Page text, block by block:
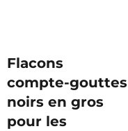
Flacons
compte-gouttes
noirs en gros
pour les